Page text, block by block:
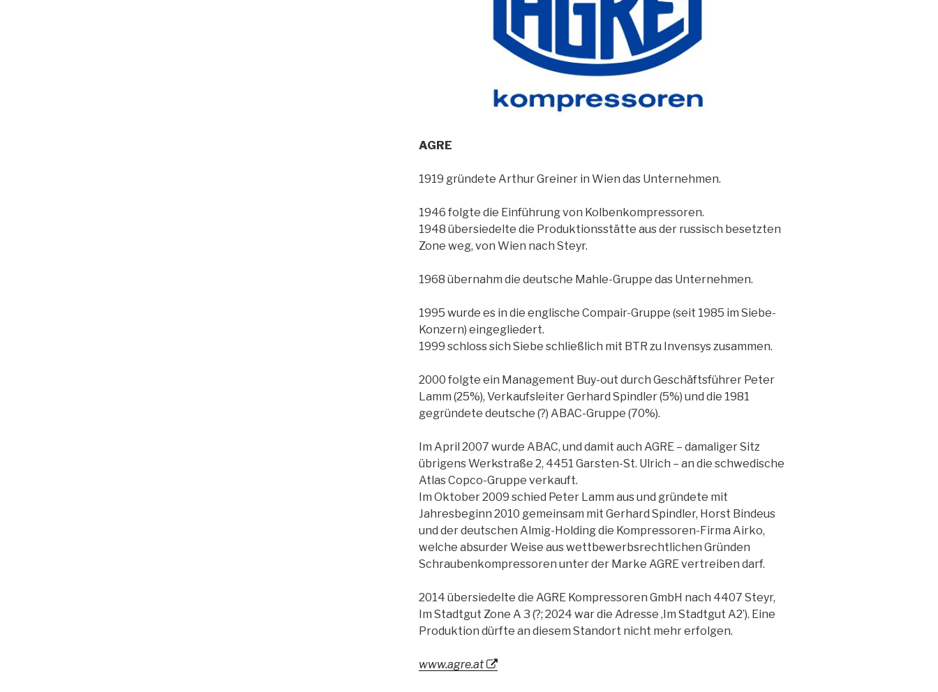
AGRE
1919 gründete Arthur Greiner in Wien das Unternehmen.
1946 folgte die Einführung von Kolbenkompressoren.
1948 übersiedelte die Produktionsstätte aus der russisch besetzten
Zone weg, von Wien nach Steyr.
1968 übernahm die deutsche Mahle-Gruppe das Unternehmen.
1995 wurde es in die englische Compair-Gruppe (seit 1985 im Siebe-
Konzern) eingegliedert.
1999 schloss sich Siebe schließlich mit BTR zu Invensys zusammen.
2000 folgte ein Management Buy-out durch Geschäftsführer Peter
Lamm (25%), Verkaufsleiter Gerhard Spindler (5%) und die 1981
gegründete deutsche (?) ABAC-Gruppe (70%).
Im April 2007 wurde ABAC, und damit auch AGRE – damaliger Sitz
übrigens Werkstraße 2, 4451 Garsten-St. Ulrich – an die schwedische
Atlas Copco-Gruppe verkauft.
Im Oktober 2009 schied Peter Lamm aus und gründete mit
Jahresbeginn 2010 gemeinsam mit Gerhard Spindler, Horst Bindeus
und der deutschen Almig-Holding die Kompressoren-Firma Airko,
welche absurder Weise aus wettbewerbsrechtlichen Gründen
Schraubenkompressoren unter der Marke AGRE vertreiben darf.
2014 übersiedelte die AGRE Kompressoren GmbH nach 4407 Steyr,
Im Stadtgut Zone A 3 (?; 2024 war die Adresse ‚Im Stadtgut A2’). Eine
Produktion dürfte an diesem Standort nicht mehr erfolgen.
www.agre.at